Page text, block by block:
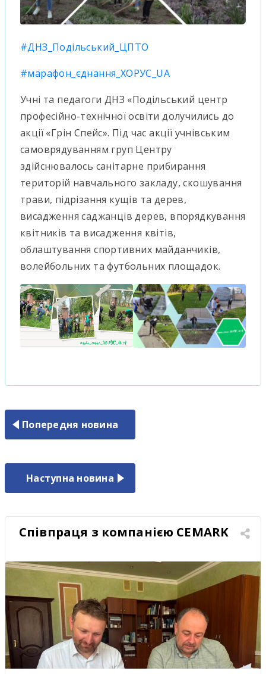
#ДНЗ_Подільський_ЦПТО
#марафон_єднання_ХОРУС_UA
Учні та педагоги ДНЗ «Подільський центр
професійно-технічної освіти долучились до
акції «Грін Спейс». Під час акції учнівським
самоврядуванням груп Центру
здійснювалось санітарне прибирання
територій навчального закладу, скошування
трави, підрізання кущів та дерев,
висадження саджанців дерев, впорядкування
квітників та висадження квітів,
облаштування спортивних майданчиків,
волейбольних та футбольних площадок.
Попередня новина
Наступна новина
Співпраця з компанією CEMARK